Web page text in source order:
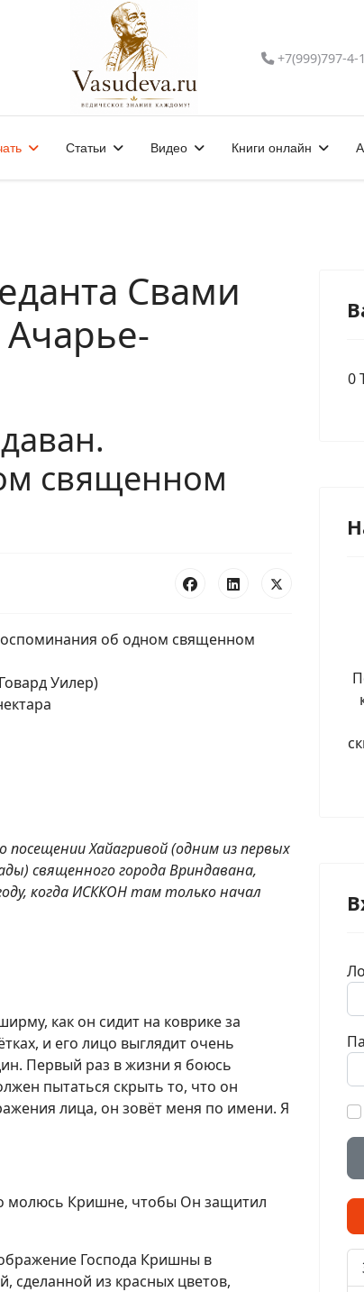
+7(999)797-4-
Статьи Видео Книги онлайн
Свами
священном
об одном священном
Уилер)
посещении Хайагривой (одним из первых
священного города Вриндавана,
когда ИСККОН там только начал
как он сидит на коврике за
и его лицо выглядит очень
Первый раз в жизни я боюсь
пытаться скрыть то, что он
лица, он зовёт меня по имени. Я
молюсь Кришне, чтобы Он защитил
Господа Кришны в
сделанной из красных цветов,
0